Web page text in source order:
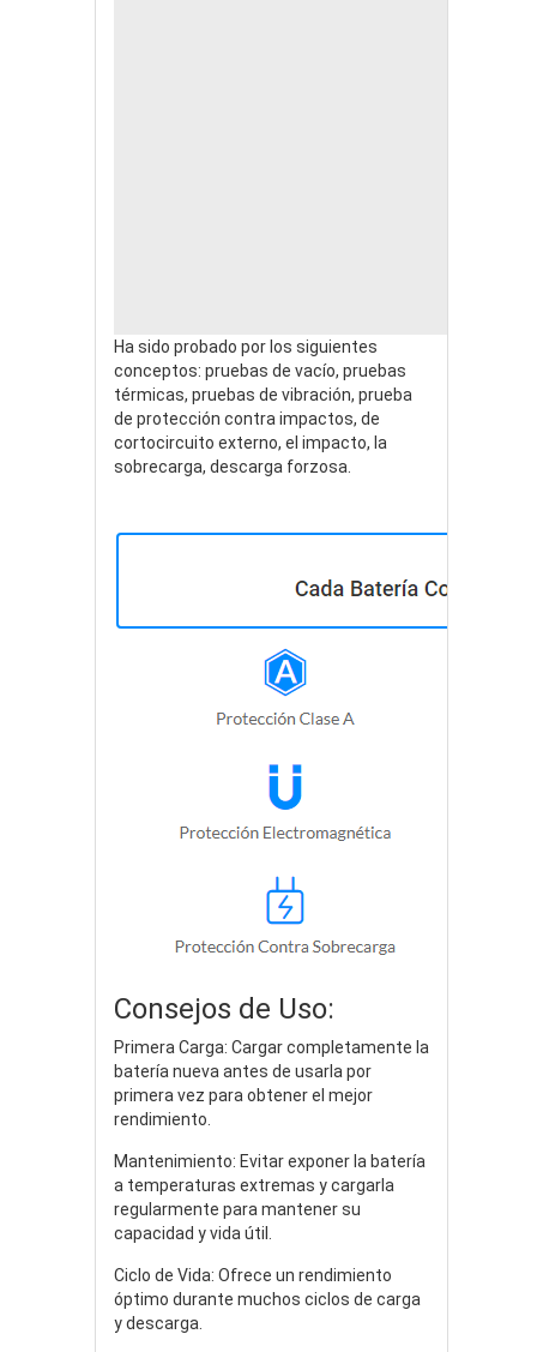
Ha sido probado por los siguientes
conceptos: pruebas de vacío, pruebas
térmicas, pruebas de vibración, prueba
de protección contra impactos, de
cortocircuito externo, el impacto, la
sobrecarga, descarga forzosa.
Consejos de Uso:
Primera Carga: Cargar completamente la
batería nueva antes de usarla por
primera vez para obtener el mejor
rendimiento.
Mantenimiento: Evitar exponer la batería
a temperaturas extremas y cargarla
regularmente para mantener su
capacidad y vida útil.
Ciclo de Vida: Ofrece un rendimiento
óptimo durante muchos ciclos de carga
y descarga.